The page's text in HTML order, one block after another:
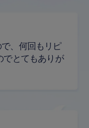
、何回もリピ
でとてもありが